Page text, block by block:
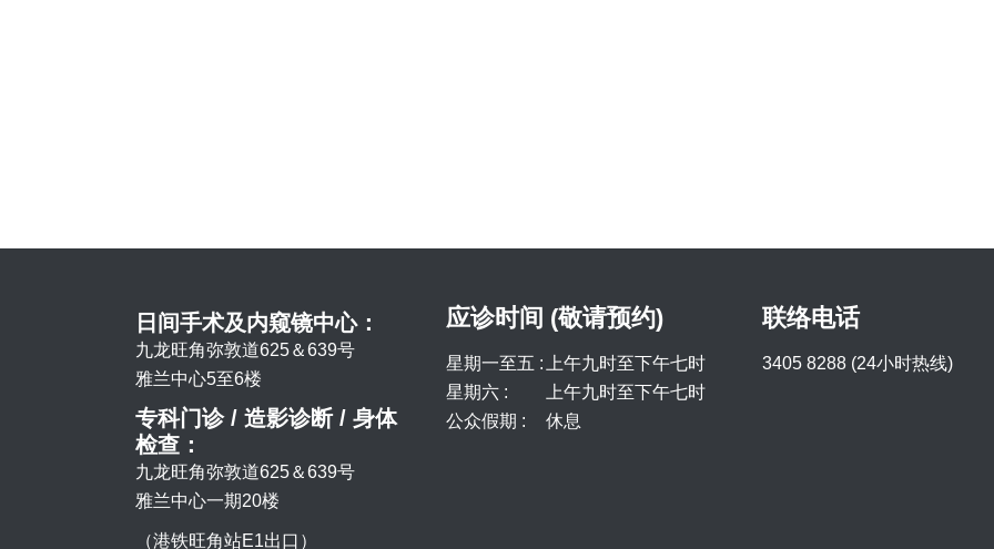
日间手术及内窥镜中心：
九龙旺角弥敦道625＆639号
雅兰中心5至6楼
专科门诊 / 造影诊断 / 身体
检查：
九龙旺角弥敦道625＆639号
雅兰中心一期20楼
（港铁旺角站E1出口）
应诊时间 (敬请预约)
星期一至五 :
上午九时至下午七时
星期六 :
上午九时至下午七时
公众假期 :
休息
联络电话
3405 8288 (24小时热线)